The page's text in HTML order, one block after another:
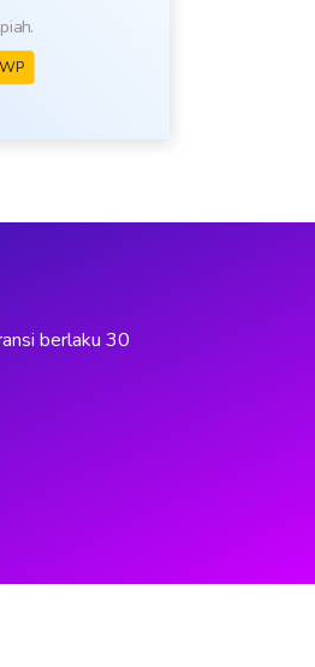
berlaku 30